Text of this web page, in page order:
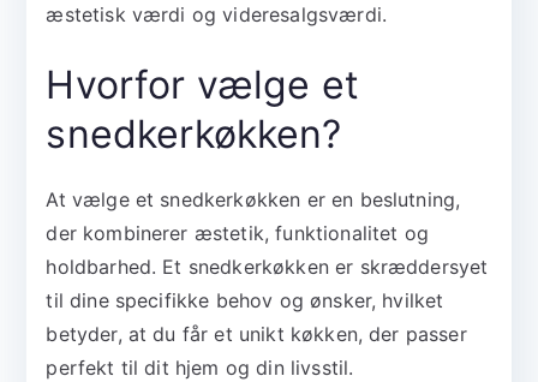
æstetisk værdi og videresalgsværdi.
Hvorfor vælge et
snedkerkøkken?
At vælge et snedkerkøkken er en beslutning,
der kombinerer æstetik, funktionalitet og
holdbarhed. Et snedkerkøkken er skræddersyet
til dine specifikke behov og ønsker, hvilket
betyder, at du får et unikt køkken, der passer
perfekt til dit hjem og din livsstil.